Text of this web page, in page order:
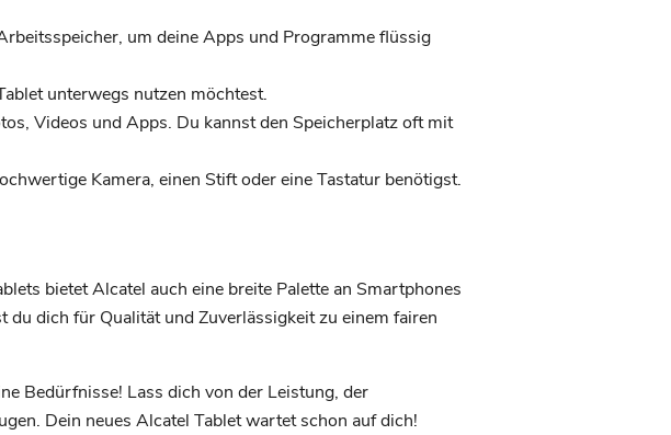
um deine Apps und Programme flüssig
unterwegs nutzen möchtest.
Videos und Apps. Du kannst den Speicherplatz oft mit
Kamera, einen Stift oder eine Tastatur benötigst.
bietet Alcatel auch eine breite Palette an Smartphones
dich für Qualität und Zuverlässigkeit zu einem fairen
Bedürfnisse! Lass dich von der Leistung, der
Dein neues Alcatel Tablet wartet schon auf dich!